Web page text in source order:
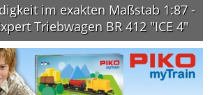
im exakten Maßstab 1:87 -
Triebwagen BR 412 "ICE 4"